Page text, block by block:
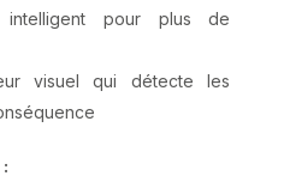
pour plus de
visuel qui détecte les